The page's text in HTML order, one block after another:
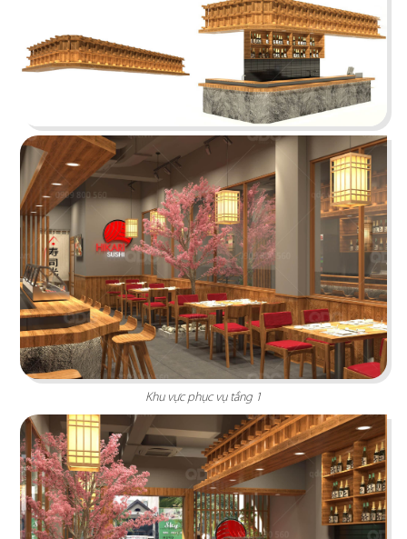
HIGHLANDS COFFEE
Highlands Sunwah do QDC Design & Build thi
công sở hữu không gian hai mặt tiền rộng rãi
cùng phong cách thiết kế hiện đại, sang trọng.
Chi tiết
EL GAUCHO
Khu vực phục vụ tầng 1